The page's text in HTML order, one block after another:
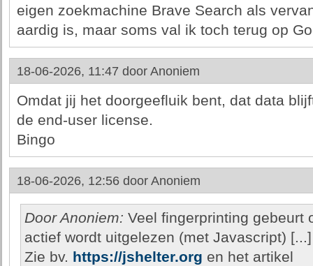
eigen zoekmachine Brave Search als
aardig is, maar soms val ik toch terug op
18-06-2026, 11:47 door Anoniem
Omdat jij het doorgeefluik bent, dat data
de end-user license.
Bingo
18-06-2026, 12:56 door Anoniem
Door Anoniem: Veel fingerprinting gebeurt
actief wordt uitgelezen (met Javascript) [...]
Zie bv. https://jshelter.org en het artikel